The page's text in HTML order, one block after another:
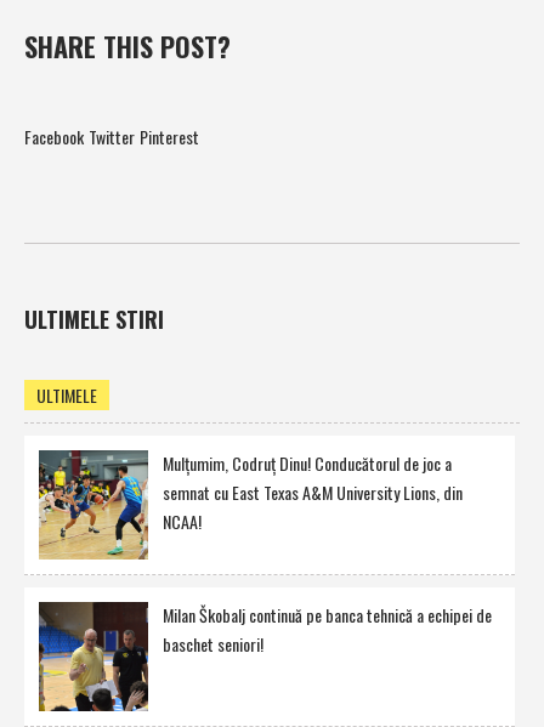
SHARE THIS POST?
Facebook Twitter Pinterest
ULTIMELE STIRI
ULTIMELE
Mulţumim, Codruţ Dinu! Conducătorul de joc a
semnat cu East Texas A&M University Lions, din
NCAA!
Milan Škobalj continuă pe banca tehnică a echipei de
baschet seniori!